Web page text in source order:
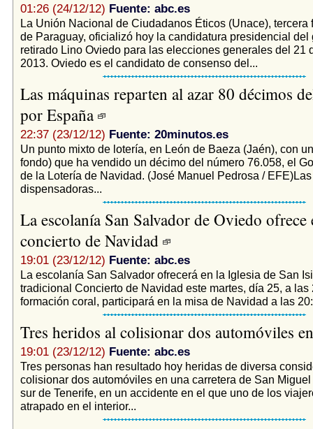
01:26 (24/12/12) Fuente: abc.es
La Unión Nacional de Ciudadanos Éticos (Unace), tercera
de Paraguay, oficializó hoy la candidatura presidencial del
retirado Lino Oviedo para las elecciones generales del 21
2013. Oviedo es el candidato de consenso del...
Las máquinas reparten al azar 80 décimos
por España
22:37 (23/12/12) Fuente: 20minutos.es
Un punto mixto de lotería, en León de Baeza (Jaén), con
fondo) que ha vendido un décimo del número 76.058, el
de la Lotería de Navidad. (José Manuel Pedrosa /
dispensadoras...
La escolanía San Salvador de Oviedo ofrece
concierto de Navidad
19:01 (23/12/12) Fuente: abc.es
La escolanía San Salvador ofrecerá en la Iglesia de San
tradicional Concierto de Navidad este martes, día 25, a las
formación coral, participará en la misa de Navidad a las
Tres heridos al colisionar dos automóviles
19:01 (23/12/12) Fuente: abc.es
Tres personas han resultado hoy heridas de diversa
colisionar dos automóviles en una carretera de San
sur de Tenerife, en un accidente en el que uno de los
atrapado en el interior...